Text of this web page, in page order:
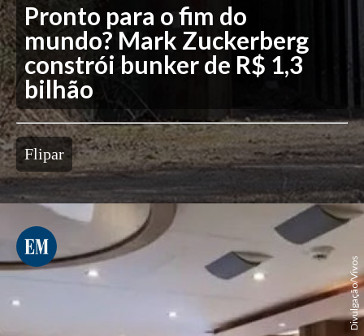
Pronto para o fim do
mundo? Mark Zuckerberg
constrói bunker de R$ 1,3
bilhão
Flipar
Divulgação/Vivos